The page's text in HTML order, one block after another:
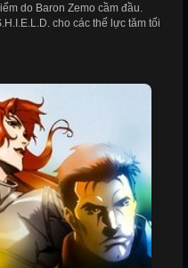
do Baron Zemo cầm đầu.
cho các thế lực tăm tối